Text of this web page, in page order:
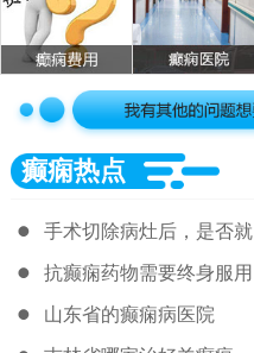
癫痫热点
手术切除病灶后，是否就
可以完全停药
抗癫痫药物需要终身服用
吗，什么情况下可以减停
山东省的癫痫病医院